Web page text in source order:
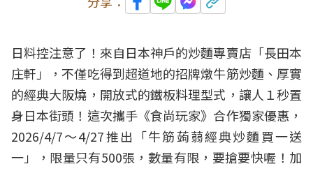
日料控注意了！來自日本神戶的炒麵專賣店「長田本
庄軒」，不僅吃得到超道地的招牌燉牛筋炒麵、厚實
的經典大阪燒，開放式的鐵板料理型式，讓人１秒置
身日本街頭！這次攜手《食尚玩家》合作獨家優惠，
2026/4/7～4/27推出「牛筋蒟蒻經典炒麵買一送
一」，限量只有500張，數量有限，要搶要快喔！ 加